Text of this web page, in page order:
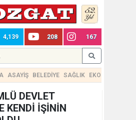
4,139 208 167
ASAYİŞ BELEDİYE SAĞLIK EKONOMİ
DEVLET
KENDİ İŞİNİN